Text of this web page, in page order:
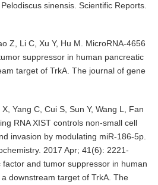
sinensis. Scientific Reports.
Z, Li C, Xu Y, Hu M. MicroRNA‐4656
suppressor in human pancreatic
target of TrkA. The journal of gene
Yang C, Cui S, Sun Y, Wang L, Fan
RNA XIST controls non-small cell
invasion by modulating miR-186-5p.
2017 Apr; 41(6): 2221-
and tumor suppressor in human
downstream target of TrkA. The